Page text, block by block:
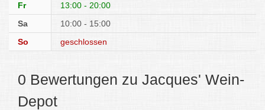
Fr
13:00 - 20:00
Sa
10:00 - 15:00
So
geschlossen
0 Bewertungen zu Jacques' Wein-
Depot